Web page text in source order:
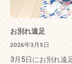
お別れ遠足
2026年3月5日
3月5日にお別れ遠